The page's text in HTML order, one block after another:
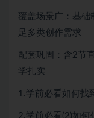
覆盖场景广：基础
足多类创作需求
配套巩固：含2节
学扎实
1.学前必看如何找
2.学前必看(2)如何